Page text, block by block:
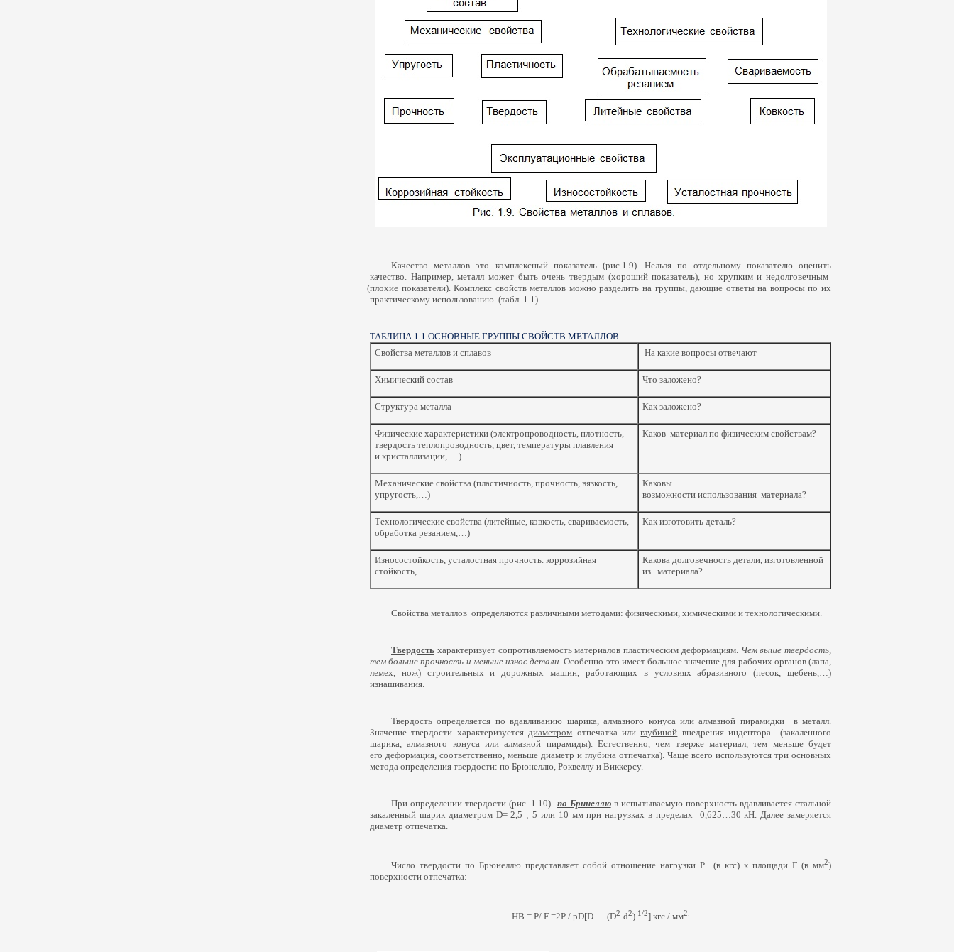
Качество металлов это комплексный показатель (рис.1.9). Нельзя по отдельному показателю оценить
качество. Например, металл может быть очень твердым (хороший показатель), но хрупким и недолговечным
(плохие показатели). Комплекс свойств металлов можно разделить на группы, дающие ответы на вопросы по их
практическому использованию (табл. 1.1).
ТАБЛИЦА 1.1 ОСНОВНЫЕ ГРУППЫ СВОЙСТВ МЕТАЛЛОВ.
Свойства металлов и сплавов
На какие вопросы отвечают
Химический состав Что заложено?
Структура металла Как заложено?
Физические характеристики (электропроводность, плотность,
твердость теплопроводность, цвет, температуры плавления
и кристаллизации, …)
Каков материал по физическим свойствам?
Механические свойства (пластичность, прочность, вязкость,
упругость,…)
Каковы
возможности использования материала?
Технологические свойства (литейные, ковкость, свариваемость,
обработка резанием,…)
Как изготовить деталь?
Износостойкость, усталостная прочность. коррозийная
стойкость,…
Какова долговечность детали, изготовленной
из материала?
Свойства металлов определяются различными методами: физическими, химическими и технологическими.
Твердость характеризует сопротивляемость материалов пластическим деформациям. Чем выше твердость,
тем больше прочность и меньше износ детали. Особенно это имеет большое значение для рабочих органов (лапа,
лемех, нож) строительных и дорожных машин, работающих в условиях абразивного
(песок, щебень,…)
изнашивания.
Твердость определяется по вдавливанию шарика, алмазного конуса или алмазной пирамидки в металл.
Значение твердости характеризуетсядиаметром отпечатка илиглубиной внедрения индентора (закаленного
шарика, алмазного конуса или алмазной пирамиды). Естественно, чем тверже материал, тем меньше будет
его деформация, соответственно, меньше диаметр и глубина отпечатка). Чаще всего используются три основных
метода определения твердости: по Брюнеллю, Роквеллу и Виккерсу.
При определении твердости (рис. 1.10) по Бринеллюв испытываемую поверхность вдавливается стальной
закаленный шарик диаметром D= 2,5 ; 5 или 10 мм при нагрузках в пределах 0,625…30 кН. Далее замеряется
диаметр отпечатка.
Число твердости по Брюнеллю представляет собой отношение нагрузки Р (в кгс) к площади F (в мм2)
поверхности отпечатка:
НВ = Р/ F =2Р / pD[D — (D2-d2) 1/2] кгс / мм2.